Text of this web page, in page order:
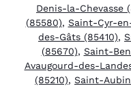
Denis-la-Chevasse
(85580), Saint-Cyr-
des-Gâts (85410),
(85670), Saint-
Avaugourd-des-
(85210), Saint-